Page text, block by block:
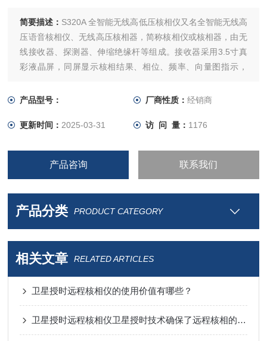
简要描述： S320A 全智能无线高低压核相仪又名全智能无线高
压语音核相仪、无线高压核相器，简称核相仪或核相器，由无
线接收器、探测器、伸缩绝缘杆等组成。接收器采用3.5寸真
彩液晶屏，同屏显示核相结果、相位、频率、向量图指示，
观。
产品型号： 厂商性质： 经销商
更新时间： 2025-03-31 访 问 量： 1176
产品咨询 联系我们
产品分类 PRODUCT CATEGORY
相关文章 RELATED ARTICLES
卫星授时远程核相仪的使用价值有哪些？
卫星授时远程核相仪卫星授时技术确保了远程核相的准确性和可靠性